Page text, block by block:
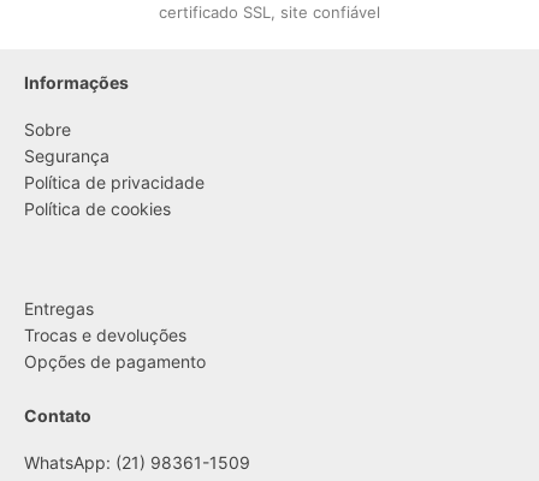
certificado SSL, site confiável
Informações
Sobre
Segurança
Política de privacidade
Política de cookies
Entregas
Trocas e devoluções
Opções de pagamento
Contato
WhatsApp: (21) 98361-1509